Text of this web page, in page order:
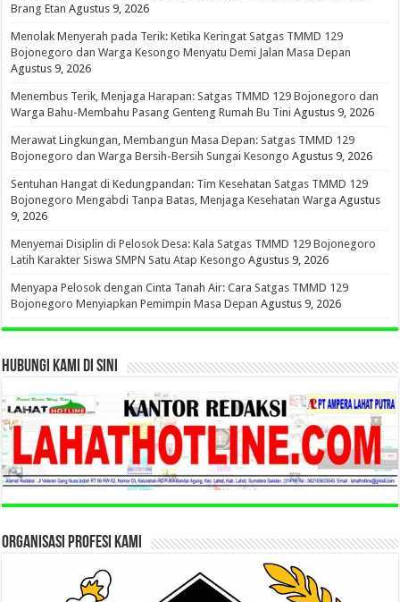
Brang Etan Agustus 9, 2026
Menolak Menyerah pada Terik: Ketika Keringat Satgas TMMD 129
Bojonegoro dan Warga Kesongo Menyatu Demi Jalan Masa Depan
Agustus 9, 2026
Menembus Terik, Menjaga Harapan: Satgas TMMD 129 Bojonegoro dan
Warga Bahu-Membahu Pasang Genteng Rumah Bu Tini Agustus 9, 2026
Merawat Lingkungan, Membangun Masa Depan: Satgas TMMD 129
Bojonegoro dan Warga Bersih-Bersih Sungai Kesongo Agustus 9, 2026
Sentuhan Hangat di Kedungpandan: Tim Kesehatan Satgas TMMD 129
Bojonegoro Mengabdi Tanpa Batas, Menjaga Kesehatan Warga Agustus
9, 2026
Menyemai Disiplin di Pelosok Desa: Kala Satgas TMMD 129 Bojonegoro
Latih Karakter Siswa SMPN Satu Atap Kesongo Agustus 9, 2026
Menyapa Pelosok dengan Cinta Tanah Air: Cara Satgas TMMD 129
Bojonegoro Menyiapkan Pemimpin Masa Depan Agustus 9, 2026
HUBUNGI KAMI DI SINI
ORGANISASI PROFESI KAMI